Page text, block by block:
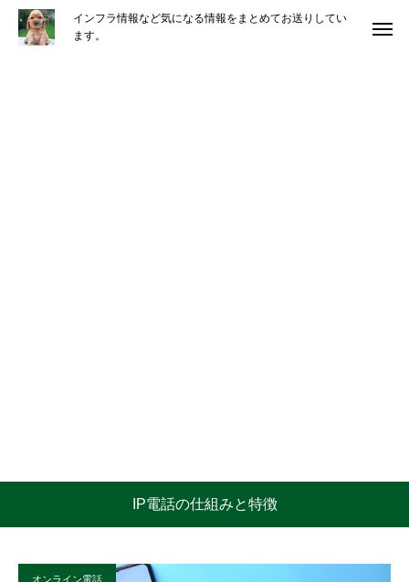
インフラ情報など気になる情報をまとめてお送りしてい
ます。
IP電話の仕組みと特徴
オンライン電話